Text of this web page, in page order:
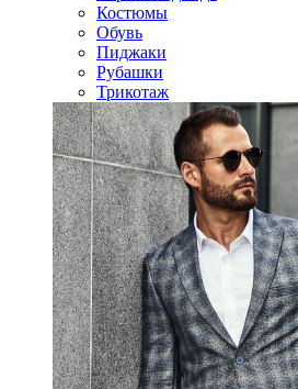
Костюмы
Обувь
Пиджаки
Рубашки
Трикотаж